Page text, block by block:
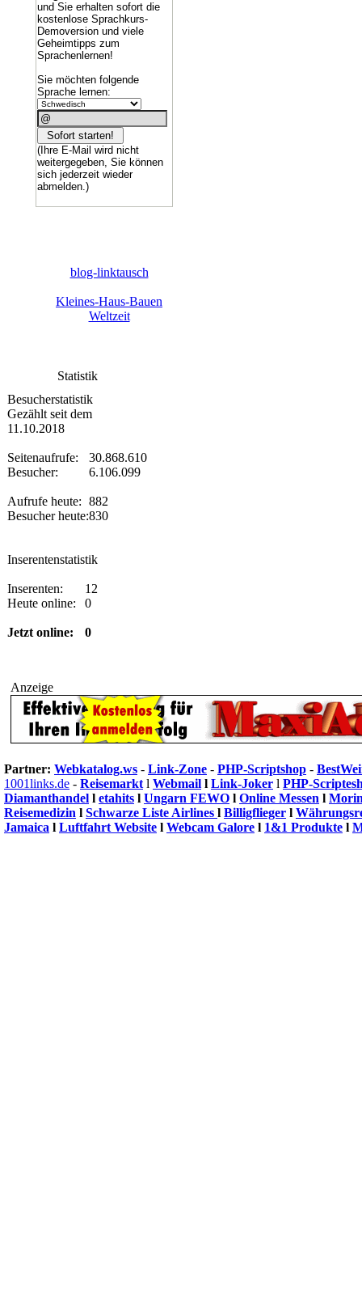
und Sie erhalten sofort die
kostenlose Sprachkurs-
Demoversion und viele
Geheimtipps zum
Sprachenlernen!
Sie möchten folgende
Sprache lernen:
(Ihre E-Mail wird nicht
weitergegeben, Sie können
sich jederzeit wieder
abmelden.)
blog-linktausch
Kleines-Haus-Bauen
Weltzeit
Statistik
Besucherstatistik
Gezählt seit dem
11.10.2018
Seitenaufrufe:
Besucher:
Aufrufe heute:
Besucher heute:
30.868.610
6.106.099
882
830
Inserentenstatistik
Inserenten:
Heute online:
12
0
Jetzt online: 0
Anzeige
Partner: Webkatalog.ws - Link-Zone - PHP-Scriptshop -
1001links.de - Reisemarkt l Webmail l Link-Joker l PHP-
Diamanthandel l etahits l Ungarn FEWO l Online Messen l
Reisemedizin l Schwarze Liste Airlines l Billigflieger l
Jamaica l Luftfahrt Website l Webcam Galore l 1&1 Produkte l